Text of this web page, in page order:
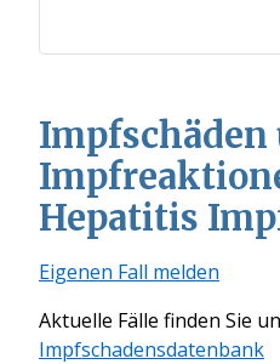
Impfschäden
Hepatitis
Eigenen Fall melden
Aktuelle Fälle finden Sie
Impfschadensdatenbank